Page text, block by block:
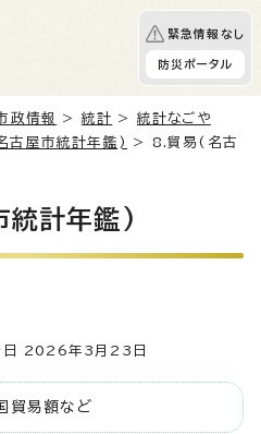
緊急情報なし
防災ポータル
政情報 > 統計 > 統計なごや
古屋市統計年鑑)
> 8.貿易(名古
統計年鑑)
2026年3月23日
貿易額など